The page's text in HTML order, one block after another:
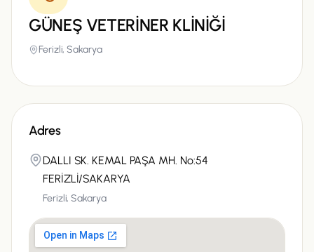
GÜNEŞ VETERİNER KLİNİĞİ
Ferizli,Sakarya
Adres
DALLI SK. KEMAL PAŞA MH. No:54
FERİZLİ/SAKARYA
Ferizli,Sakarya